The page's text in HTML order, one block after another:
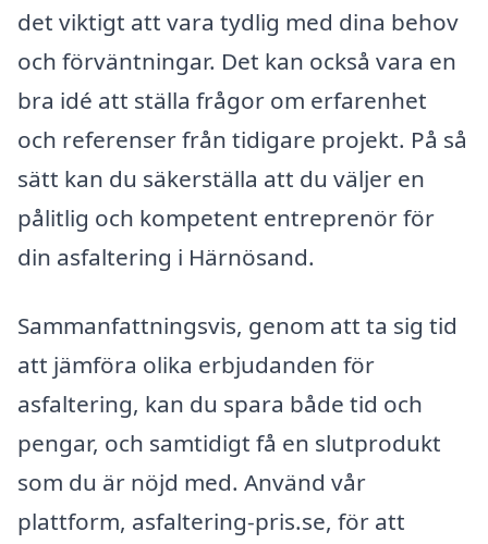
det viktigt att vara tydlig med dina behov
och förväntningar. Det kan också vara en
bra idé att ställa frågor om erfarenhet
och referenser från tidigare projekt. På så
sätt kan du säkerställa att du väljer en
pålitlig och kompetent entreprenör för
din asfaltering i Härnösand.
Sammanfattningsvis, genom att ta sig tid
att jämföra olika erbjudanden för
asfaltering, kan du spara både tid och
pengar, och samtidigt få en slutprodukt
som du är nöjd med. Använd vår
plattform, asfaltering-pris.se, för att